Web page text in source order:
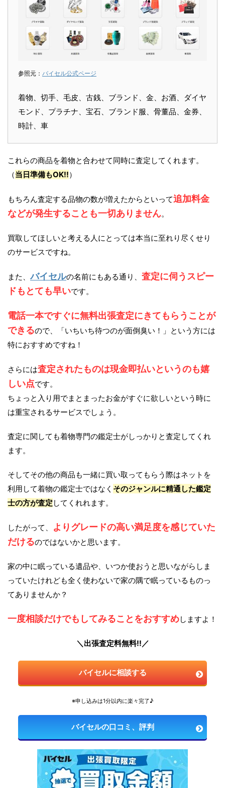
参照元： バイセル公式ページ
着物、切手、毛皮、古銭、ブランド、金、お酒、ダイヤ
モンド、プラチナ、宝石、ブランド服、骨董品、金券、
時計、車
これらの商品を着物と合わせて同時に査定してくれます。
（当日準備もOK!!）
もちろん査定する品物の数が増えたからといって追加料金
などが発生することも一切ありません。
買取してほしいと考える人にとっては本当に至れり尽くせり
のサービスですね。
また、バイセルの名前にもある通り、 査定に伺うスピー
ドもとても早いです。
電話一本ですぐに無料出張査定にきてもらうことが
できるので、「いちいち待つのが面倒臭い！」という方には
特におすすめですね！
さらには査定されたものは現金即払いというのも嬉
しい点です。
ちょっと入り用でまとまったお金がすぐに欲しいという時に
は重宝されるサービスでしょう。
査定に関しても着物専門の鑑定士がしっかりと査定してくれ
ます。
そしてその他の商品も一緒に買い取ってもらう際はネットを
利用して着物の鑑定士ではなく そのジャンルに精通した鑑定
士の方が査定 してくれれます。
したがって、
よりグレードの高い満足度を感じていた
だけるのではないかと思います。
家の中に眠っている遺品や、いつか使おうと思いながらしま
っていたけれども全く使わないで家の隅で眠っているものっ
てありませんか？
一度相談だけでもしてみることをおすすめしますよ！
＼出張査定料無料!!／
バイセルに相談する
※申し込みは1分以内に楽々完了♪
バイセルの口コミ、評判